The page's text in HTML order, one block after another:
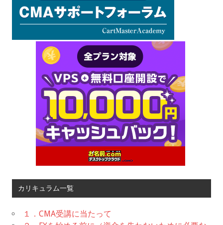
カリキュラム一覧
１．CMA受講に当たって